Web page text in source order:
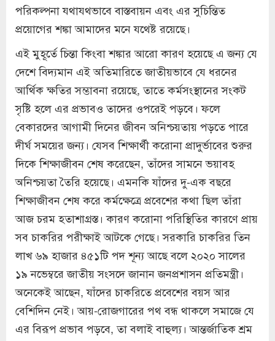
পরিকল্পনা যথাযথভাবে বাস্তবায়ন এবং এর সুচিন্তিত
প্রয়োগের শঙ্কা আমাদের মনে যথেষ্ট রয়েছে।
এই মুহূর্তে চিন্তা কিংবা শঙ্কার আরো কারণ হয়েছে এ জন্য যে
দেশে বিদ্যমান এই অতিমারিতে জাতীয়ভাবে যে ধরনের
আর্থিক ক্ষতির সম্ভাবনা রয়েছে, তাতে কর্মসংস্থানের সংকট
সৃষ্টি হলে এর প্রভাবও তাদের ওপরেই পড়বে। ফলে
বেকারদের আগামী দিনের জীবন অনিশ্চয়তায় পড়তে পারে
দীর্ঘ সময়ের জন্য। যেসব শিক্ষার্থী করোনা প্রাদুর্ভাবের শুরুর
দিকে শিক্ষাজীবন শেষ করেছেন, তাঁদের সামনে ভয়াবহ
অনিশ্চয়তা তৈরি হয়েছে। এমনকি যাঁদের দু-এক বছরে
শিক্ষাজীবন শেষ করে কর্মক্ষেত্রে প্রবেশের কথা ছিল তাঁরা
আজ চরম হতাশাগ্রস্ত। কারণ করোনা পরিস্থিতির কারণে প্রায়
সব চাকরির পরীক্ষাই আটকে গেছে। সরকারি চাকরির তিন
লাখ ৬৯ হাজার ৪৫১টি পদ শূন্য আছে বলে ২০২০ সালের
১৯ নভেম্বরে জাতীয় সংসদে জানান জনপ্রশাসন প্রতিমন্ত্রী।
অনেকেই আছেন, যাঁদের চাকরিতে প্রবেশের বয়স আর
বেশিদিন নেই। আয়-রোজগারের পথ বন্ধ থাকলে সমাজে যে
এর বিরূপ প্রভাব পড়বে, তা বলাই বাহুল্য। আন্তর্জাতিক শ্রম